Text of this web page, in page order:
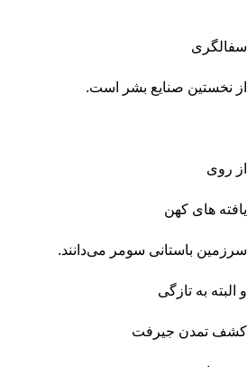
سفالگری
از نخستین صنایع بشر است.
از روی
یافته های کهن
سرزمین باستانی سومر می‌دانند.
و البته به تازگی
کشف تمدن جیرفت